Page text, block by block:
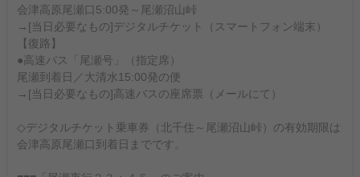
会津高原尾瀬口5:00発～尾瀬沼山峠
→[当日必要なもの]デジタルチケット（スマートフォン端末）
【復路】
●高速バス「尾瀬号」（指定席）
尾瀬到着日／大清水15:00発の便
→[当日必要なもの]高速バスの座席票（メールにて）
◇デジタルチケット乗車券（北千住～尾瀬沼山峠）の有効期限は
会津高原尾瀬口到着日までです。